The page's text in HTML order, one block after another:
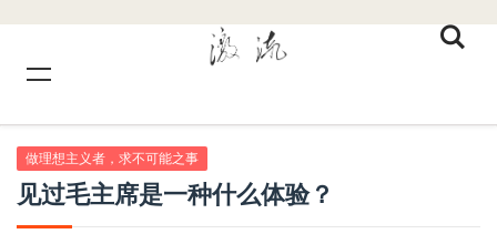
做理想主义者，求不可能之事
见过毛主席是一种什么体验？